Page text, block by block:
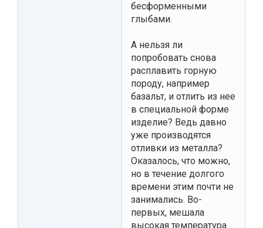
бесформенными
глыбами.
А нельзя ли
попробовать снова
расплавить горную
породу, например
базальт, и отлить из нее
в специальной форме
изделие? Ведь давно
уже производятся
отливки из металла?
Оказалось, что можно,
но в течение долгого
времени этим почти не
занимались. Во-
первых, мешала
высокая температура